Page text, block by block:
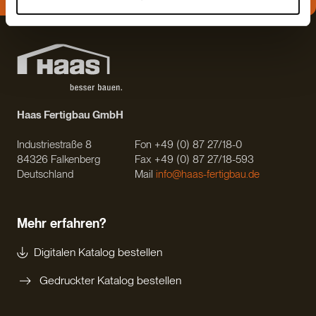
Haas Fertigbau GmbH
Industriestraße 8
84326 Falkenberg
Deutschland
Fon +49 (0) 87 27/18-0
Fax +49 (0) 87 27/18-593
Mail info@haas-fertigbau.de
Mehr erfahren?
Digitalen Katalog bestellen
Gedruckter Katalog bestellen